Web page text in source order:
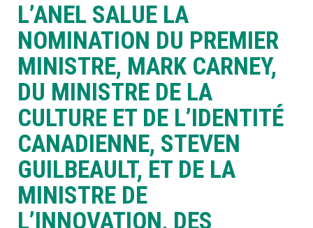
À LA POINTE DE LA PROFESSION
À PROPOS DEVENIR MEMBRE NOUS JOINDRE
L’ANEL SALUE LA
NOMINATION DU PREMIER
MINISTRE, MARK CARNEY,
DU MINISTRE DE LA
CULTURE ET DE L’IDENTITÉ
CANADIENNE, STEVEN
GUILBEAULT, ET DE LA
MINISTRE DE
L’INNOVATION, DES